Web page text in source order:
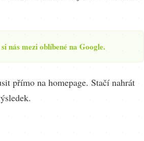
nás mezi oblíbené na Google.
přímo na homepage. Stačí nahrát